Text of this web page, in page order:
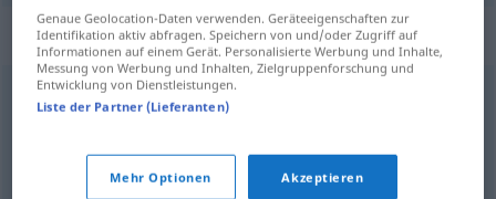
Synonyme für "schwadronieren"
(sich) ergehen (in),labern (ugs.)
daherreden (Hauptform),quasseln
Genaue Geolocation-Daten verwenden. Geräteeigenschaften zur
Identifikation aktiv abfragen. Speichern von und/oder Zugriff auf
Informationen auf einem Gerät. Personalisierte Werbung und Inhalte,
Messung von Werbung und Inhalten, Zielgruppenforschung und
Entwicklung von Dienstleistungen.
Liste der Partner (Lieferanten)
Mehr Optionen Akzeptieren